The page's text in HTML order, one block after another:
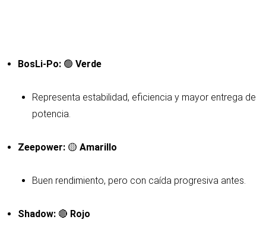
BosLi-Po: 🟢 Verde
Representa estabilidad, eficiencia y mayor entrega de
potencia.
Zeepower: 🟡 Amarillo
Buen rendimiento, pero con caída progresiva antes.
Shadow: 🔴 Rojo